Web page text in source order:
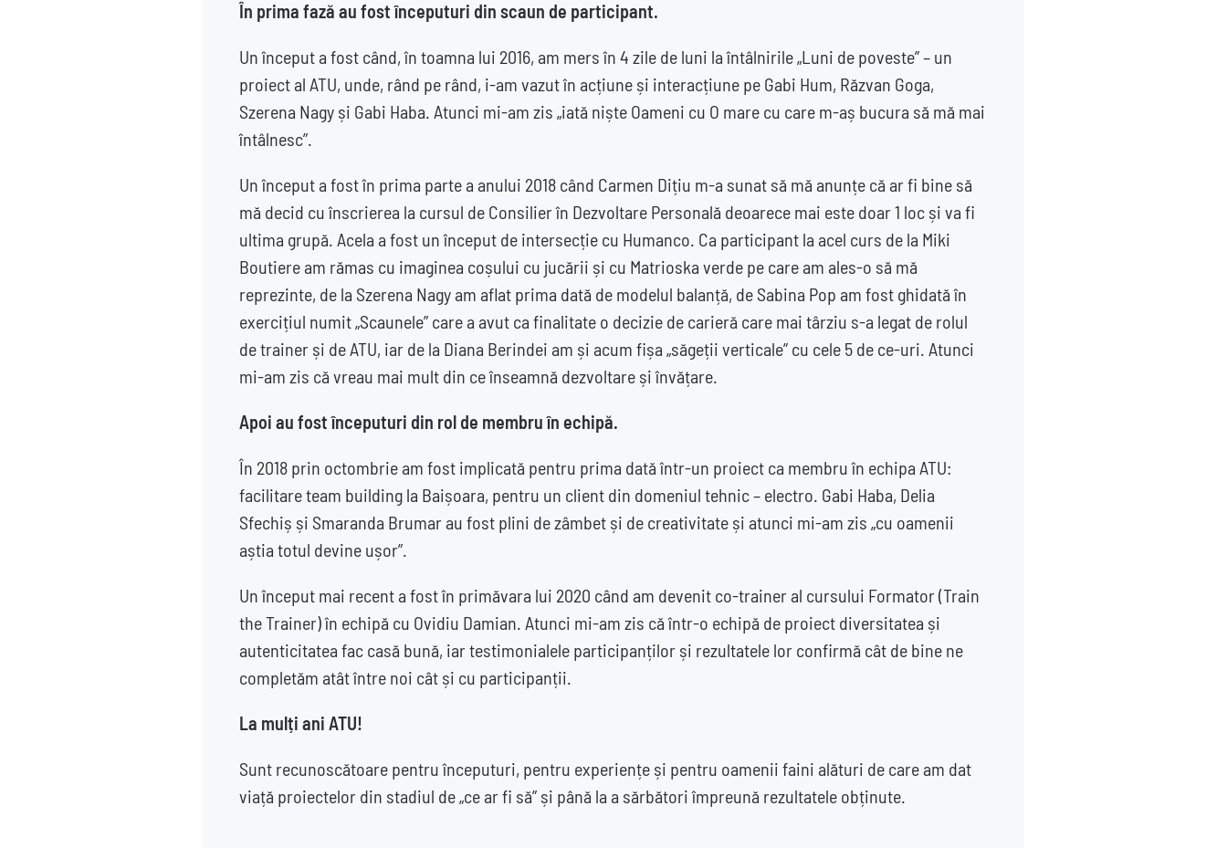
În prima fază au fost începuturi din scaun de participant.
Un început a fost când, în toamna lui 2016, am mers în 4 zile de luni la întâlnirile „Luni de poveste” – un
proiect al ATU, unde, rând pe rând, i-am vazut în acțiune și interacțiune pe Gabi Hum, Răzvan Goga,
Szerena Nagy și Gabi Haba. Atunci mi-am zis „iată niște Oameni cu O mare cu care m-aș bucura să mă mai
întâlnesc”.
Un început a fost în prima parte a anului 2018 când Carmen Dițiu m-a sunat să mă anunțe că ar fi bine să
mă decid cu înscrierea la cursul de Consilier în Dezvoltare Personală deoarece mai este doar 1 loc și va fi
ultima grupă. Acela a fost un început de intersecție cu Humanco. Ca participant la acel curs de la Miki
Boutiere am rămas cu imaginea coșului cu jucării și cu Matrioska verde pe care am ales-o să mă
reprezinte, de la Szerena Nagy am aflat prima dată de modelul balanță, de Sabina Pop am fost ghidată în
exercițiul numit „Scaunele” care a avut ca finalitate o decizie de carieră care mai târziu s-a legat de rolul
de trainer și de ATU, iar de la Diana Berindei am și acum fișa „săgeții verticale” cu cele 5 de ce-uri. Atunci
mi-am zis că vreau mai mult din ce înseamnă dezvoltare și învățare.
Apoi au fost începuturi din rol de membru în echipă.
În 2018 prin octombrie am fost implicată pentru prima dată într-un proiect ca membru în echipa ATU:
facilitare team building la Baișoara, pentru un client din domeniul tehnic – electro. Gabi Haba, Delia
Sfechiș și Smaranda Brumar au fost plini de zâmbet și de creativitate și atunci mi-am zis „cu oamenii
aștia totul devine ușor”.
Un început mai recent a fost în primăvara lui 2020 când am devenit co-trainer al cursului Formator (Train
the Trainer) în echipă cu Ovidiu Damian. Atunci mi-am zis că într-o echipă de proiect diversitatea și
autenticitatea fac casă bună, iar testimonialele participanților și rezultatele lor confirmă cât de bine ne
completăm atât între noi cât și cu participanții.
La mulți ani ATU!
Sunt recunoscătoare pentru începuturi, pentru experiențe și pentru oamenii faini alături de care am dat
viață proiectelor din stadiul de „ce ar fi să” și până la a sărbători împreună rezultatele obținute.